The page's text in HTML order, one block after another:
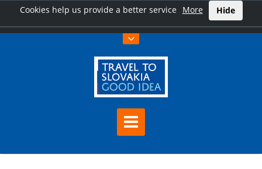
Cookies help us provide a better service More Hide